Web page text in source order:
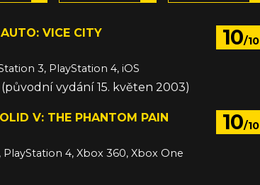
10/10
VICE CITY
3, PlayStation 4, iOS
(původní vydání 15. květen 2003)
10/10
V: THE PHANTOM PAIN
PlayStation 4, Xbox 360, Xbox One